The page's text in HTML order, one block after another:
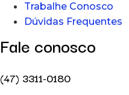
Trabalhe Conosco
Dúvidas Frequentes
Fale conosco
(47) 3311-0180